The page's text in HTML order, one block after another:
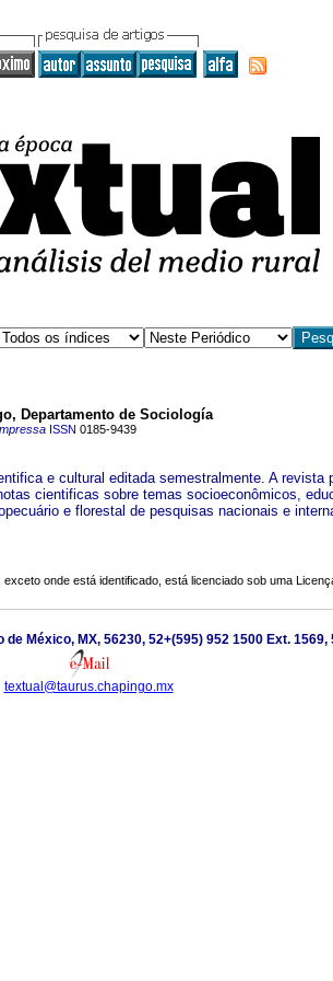
Departamento de Sociología
ISSN 0185-9439
e cultural editada semestralmente. A revista
cientificas sobre temas socioeconômicos,
e florestal de pesquisas nacionais e
onde está identificado, está licenciado sob uma
México, MX, 56230, 52+(595) 952 1500 Ext. 1569,
textual@taurus.chapingo.mx